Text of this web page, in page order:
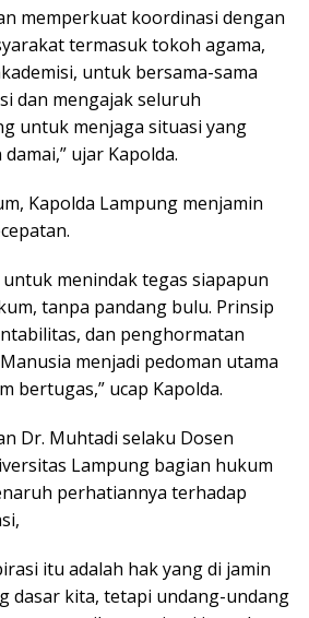
memperkuat koordinasi dengan
termasuk tokoh agama,
untuk bersama-sama
dan mengajak seluruh
untuk menjaga situasi yang
ujar Kapolda.
Kapolda Lampung menjamin
menindak tegas siapapun
tanpa pandang bulu. Prinsip
dan penghormatan
menjadi pedoman utama
bertugas,” ucap Kapolda.
Dr. Muhtadi selaku Dosen
Lampung bagian hukum
perhatiannya terhadap
itu adalah hak yang di jamin
dasar kita, tetapi undang-undang